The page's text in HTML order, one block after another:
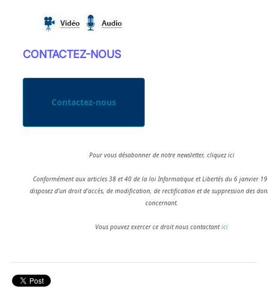
CONTACTEZ-NOUS
Contactez-nous
Pour vous désabonner de notre newsletter, cliquez ici
Conformément aux articles 38 et 40 de la loi Informatique et Libertés du 6 janvier
disposez d'un droit d’accès, de modification, de rectification et de suppression des
concernant.
Vous pouvez exercer ce droit nous contactantici